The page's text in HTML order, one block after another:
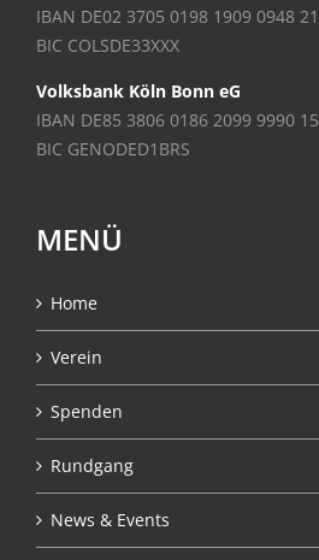
IBAN DE02 3705 0198 1909 0948 21
BIC COLSDE33XXX
Volksbank Köln Bonn eG
IBAN DE85 3806 0186 2099 9990 15
BIC GENODED1BRS
MENÜ
Home
Verein
Spenden
Rundgang
News & Events